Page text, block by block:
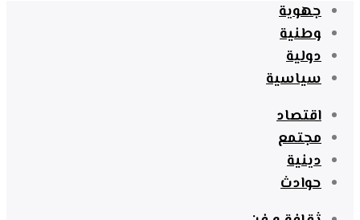
جهوية
وطنية
دولية
سياسية
اقتصاد
مجتمع
دينية
حوادث